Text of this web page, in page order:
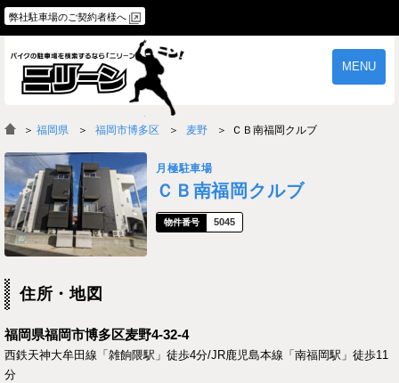
弊社駐車場のご契約者様へ
MENU
物件一覧 ご契約の流れ
よくあるご質問
＞ 福岡県 福岡市博多区 麦野 ＣＢ南福岡クルブ
月極駐車場
ＣＢ南福岡クルブ
5045
住所・地図
福岡県福岡市博多区麦野4-32-4
西鉄天神大牟田線「雑餉隈駅」徒歩4分/JR鹿児島本線「南福岡駅」徒歩11
分